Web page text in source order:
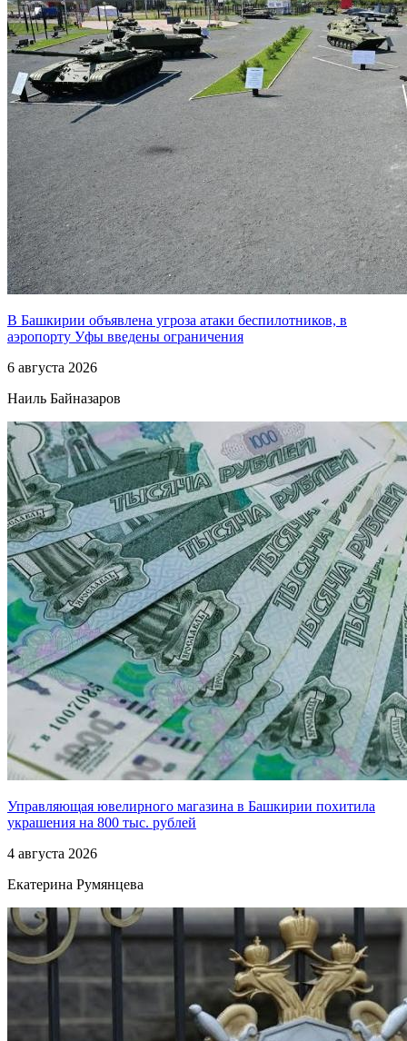
В Башкирии объявлена угроза атаки беспилотников, в
аэропорту Уфы введены ограничения
6 августа 2026
Наиль Байназаров
Управляющая ювелирного магазина в Башкирии похитила
украшения на 800 тыс. рублей
4 августа 2026
Екатерина Румянцева